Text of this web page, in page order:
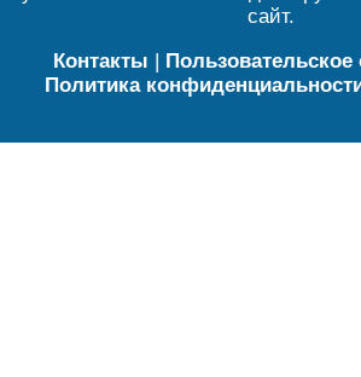
сайт.
Контакты | Пользовательское
Политика